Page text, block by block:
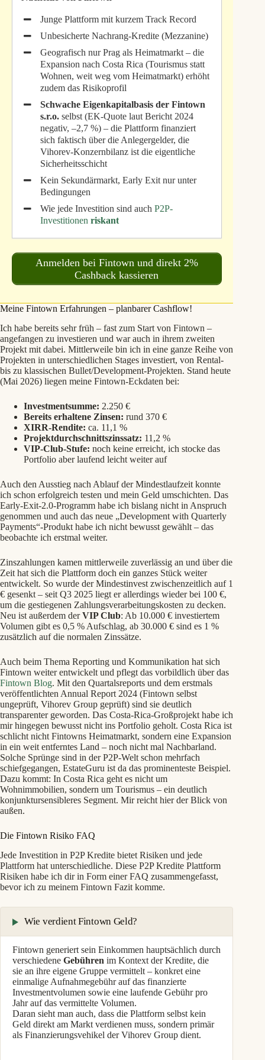
Junge Plattform mit kurzem Track Record
Unbesicherte Nachrang-Kredite (Mezzanine)
Geografisch nur Prag als Heimatmarkt – die
Expansion nach Costa Rica (Tourismus statt
Wohnen, weit weg vom Heimatmarkt) erhöht
zudem das Risikoprofil
Schwache Eigenkapitalbasis der Fintown
s.r.o.selbst (EK-Quote laut Bericht 2024
negativ, –2,7 %) – die Plattform finanziert
sich faktisch über die Anlegergelder, die
Vihorev-Konzernbilanz ist die eigentliche
Sicherheitsschicht
Kein Sekundärmarkt, Early Exit nur unter
Bedingungen
Wie jede Investition sind auch P2P-
Investitionen riskant
Anmelden bei Fintown und direkt 2%
Cashback kassieren
Meine Fintown Erfahrungen – planbarer Cashflow!
Ich habe bereits sehr früh – fast zum Start von Fintown –
angefangen zu investieren und war auch in ihrem zweiten
Projekt mit dabei. Mittlerweile bin ich in eine ganze Reihe von
Projekten in unterschiedlichen Stages investiert, von Rental-
bis zu klassischen Bullet/Development-Projekten. Stand heute
(Mai 2026) liegen meine Fintown-Eckdaten bei:
Investmentsumme: 2.250 €
Bereits erhaltene Zinsen: rund 370 €
XIRR-Rendite: ca. 11,1 %
Projektdurchschnittszinssatz: 11,2 %
VIP-Club-Stufe: noch keine erreicht, ich stocke das
Portfolio aber laufend leicht weiter auf
Auch den Ausstieg nach Ablauf der Mindestlaufzeit konnte
ich schon erfolgreich testen und mein Geld umschichten. Das
Early-Exit-2.0-Programm habe ich bislang nicht in Anspruch
genommen und auch das neue „Development with Quarterly
Payments“-Produkt habe ich nicht bewusst gewählt – das
beobachte ich erstmal weiter.
Zinszahlungen kamen mittlerweile zuverlässig an und über die
Zeit hat sich die Plattform doch ein ganzes Stück weiter
entwickelt. So wurde der Mindestinvest zwischenzeitlich auf 1
€ gesenkt – seit Q3 2025 liegt er allerdings wieder bei 100 €,
um die gestiegenen Zahlungsverarbeitungskosten zu decken.
Neu ist außerdem derVIP Club: Ab 10.000 € investiertem
Volumen gibt es 0,5 % Aufschlag, ab 30.000 € sind es 1 %
zusätzlich auf die normalen Zinssätze.
Auch beim Thema Reporting und Kommunikation hat sich
Fintown weiter entwickelt und pflegt das vorbildlich über das
Fintown Blog. Mit den Quartalsreports und dem erstmals
veröffentlichten Annual Report 2024 (Fintown selbst
ungeprüft, Vihorev Group geprüft) sind sie deutlich
transparenter geworden. Das Costa-Rica-Großprojekt habe ich
mir hingegen bewusst nicht ins Portfolio geholt. Costa Rica ist
schlicht nicht Fintowns Heimatmarkt, sondern eine Expansion
in ein weit entferntes Land – noch nicht mal Nachbarland.
Solche Sprünge sind in der P2P-Welt schon mehrfach
schiefgegangen, EstateGuru ist da das prominenteste Beispiel.
Dazu kommt: In Costa Rica geht es nicht um
Wohnimmobilien, sondern um Tourismus – ein deutlich
konjunktursensibleres Segment. Mir reicht hier der Blick von
außen.
Die Fintown Risiko FAQ
Jede Investition in P2P Kredite bietet Risiken und jede
Plattform hat unterschiedliche. Diese P2P Kredite Plattform
Risiken habe ich dir in Form einer FAQ zusammengefasst,
bevor ich zu meinem Fintown Fazit komme.
Wie verdient Fintown Geld?
Fintown generiert sein Einkommen hauptsächlich durch
verschiedene Gebühren im Kontext der Kredite, die
sie an ihre eigene Gruppe vermittelt – konkret eine
einmalige Aufnahmegebühr auf das finanzierte
Investmentvolumen sowie eine laufende Gebühr pro
Jahr auf das vermittelte Volumen.
Daran sieht man auch, dass die Plattform selbst kein
Geld direkt am Markt verdienen muss, sondern primär
als Finanzierungsvehikel der Vihorev Group dient.